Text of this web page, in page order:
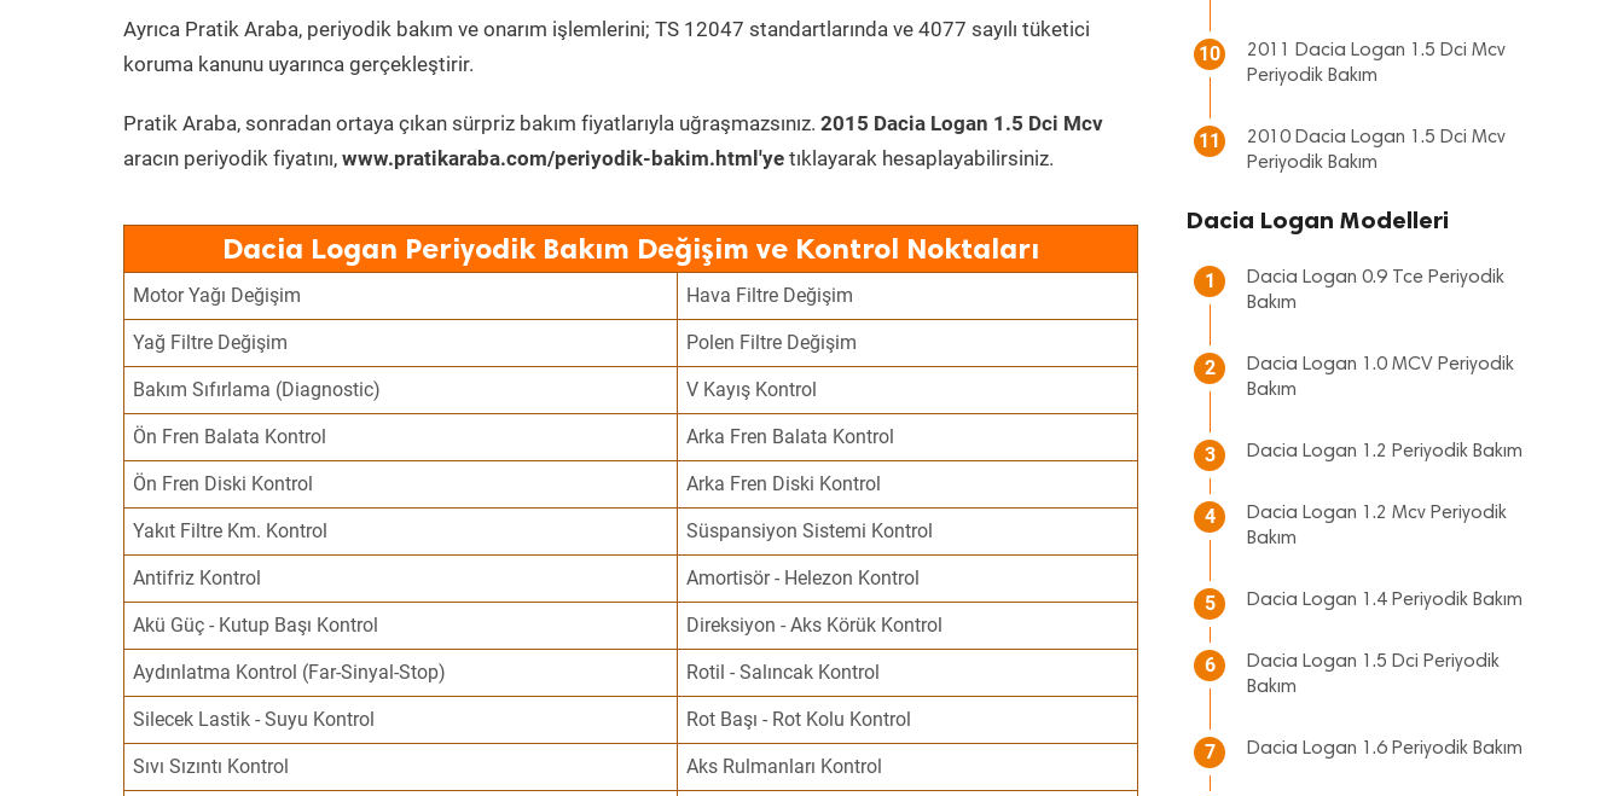
Ayrıca Pratik Araba, periyodik bakım ve onarım işlemlerini; TS 12047 standartlarında ve 4077 sayılı tüketici
koruma kanunu uyarınca gerçekleştirir.
Pratik Araba, sonradan ortaya çıkan sürpriz bakım fiyatlarıyla uğraşmazsınız. 2015 Dacia Logan 1.5 Dci Mcv
aracın periyodik fiyatını, www.pratikaraba.com/periyodik-bakim.html'ye tıklayarak hesaplayabilirsiniz.
Dacia Logan Periyodik Bakım Değişim ve Kontrol Noktaları
Motor Yağı Değişim Hava Filtre Değişim
Yağ Filtre Değişim Polen Filtre Değişim
Bakım Sıfırlama (Diagnostic) V Kayış Kontrol
Ön Fren Balata Kontrol Arka Fren Balata Kontrol
Ön Fren Diski Kontrol Arka Fren Diski Kontrol
Yakıt Filtre Km. Kontrol Süspansiyon Sistemi Kontrol
Antifriz Kontrol Amortisör - Helezon Kontrol
Akü Güç - Kutup Başı Kontrol Direksiyon - Aks Körük Kontrol
Aydınlatma Kontrol (Far-Sinyal-Stop) Rotil - Salıncak Kontrol
Silecek Lastik - Suyu Kontrol Rot Başı - Rot Kolu Kontrol
Sıvı Sızıntı Kontrol Aks Rulmanları Kontrol
10
2011 Dacia Logan 1.5 Dci Mcv
Periyodik Bakım
11
2010 Dacia Logan 1.5 Dci Mcv
Periyodik Bakım
Dacia Logan Modelleri
1
Dacia Logan 0.9 Tce Periyodik
Bakım
2
Dacia Logan 1.0 MCV Periyodik
Bakım
3 Dacia Logan 1.2 Periyodik Bakım
4
Dacia Logan 1.2 Mcv Periyodik
Bakım
5 Dacia Logan 1.4 Periyodik Bakım
6
Dacia Logan 1.5 Dci Periyodik
Bakım
7 Dacia Logan 1.6 Periyodik Bakım